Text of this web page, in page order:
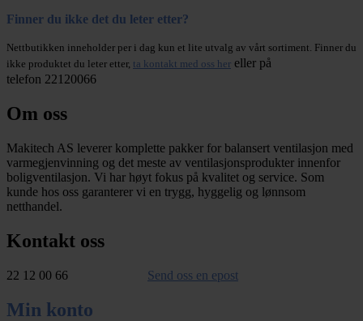
Finner du ikke det du leter etter?
Nettbutikken inneholder per i dag kun et lite utvalg av vårt sortiment. Finner du
ikke produktet du leter etter, ta kontakt med oss her eller på
telefon 22120066
Om oss
Makitech AS leverer komplette pakker for balansert ventilasjon med
varmegjenvinning og det meste av ventilasjonsprodukter innenfor
boligventilasjon. Vi har høyt fokus på kvalitet og service. Som
kunde hos oss garanterer vi en trygg, hyggelig og lønnsom
netthandel.
Kontakt oss
22 12 00 66 Send oss en epost
Min konto